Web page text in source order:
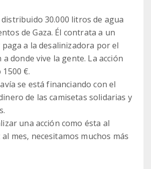
30.000 litros de agua
de Gaza. Él contrata a un
a la desalinizadora por el
a donde vive la gente. La acción
€.
se está financiando con el
de las camisetas solidarias y
una acción como ésta al
mes, necesitamos muchos más